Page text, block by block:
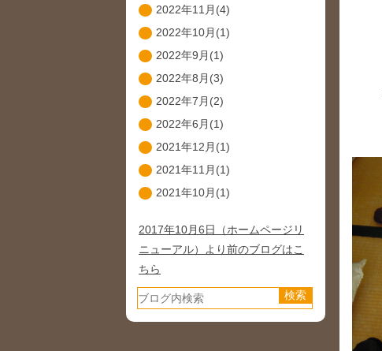
2022年11月(4)
2022年10月(1)
2022年9月(1)
2022年8月(3)
2022年7月(2)
2022年6月(1)
2021年12月(1)
2021年11月(1)
2021年10月(1)
2017年10月6日（ホームページリ
ニューアル）より前のブログはこ
ちら